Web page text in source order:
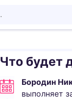
Что будет
Бородин
выполняет